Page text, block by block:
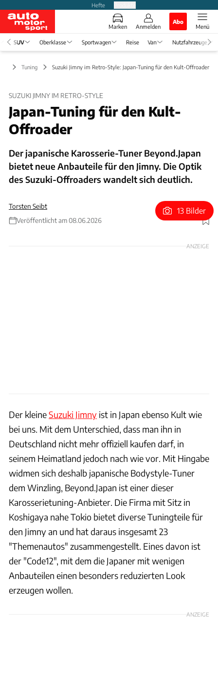
Hefte
Marken Anmelden
Abo
Menü
SUV Oberklasse Sportwagen Reise Van Nutzfahrzeuge
Tuning Suzuki Jimny im Retro-Style: Japan-Tuning für den Kult-Offroader
SUZUKI JIMNY IM RETRO-STYLE
Japan-Tuning für den Kult-
Offroader
Der japanische Karosserie-Tuner Beyond.Japan
bietet neue Anbauteile für den Jimny. Die Optik
des Suzuki-Offroaders wandelt sich deutlich.
Torsten Seibt
Veröffentlicht am 08.06.2026
Foto: beyond-jpn.com
13 Bilder
ANZEIGE
Der kleineSuzuki Jimny ist in Japan ebenso Kult wie
bei uns. Mit dem Unterschied, dass man ihn in
Deutschland nicht mehr offiziell kaufen darf, in
seinem Heimatland jedoch nach wie vor. Mit Hingabe
widmen sich deshalb japanische Bodystyle-Tuner
dem Winzling, Beyond.Japan ist einer dieser
Karosserietuning-Anbieter. Die Firma mit Sitz in
Koshigaya nahe Tokio bietet diverse Tuningteile für
den Jimny an und hat daraus insgesamt 23
"Themenautos" zusammengestellt. Eines davon ist
der "Code12", mit dem die Japaner mit wenigen
Anbauteilen einen besonders reduzierten Look
erzeugen wollen.
ANZEIGE